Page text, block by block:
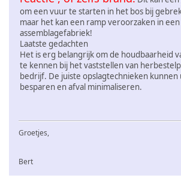
om een vuur te starten in het bos bij
maar het kan een ramp veroorzaken in
assemblagefabriek!
Laatste gedachten
Het is erg belangrijk om de houdbaarheid
te kennen bij het vaststellen van
bedrijf. De juiste opslagtechnieken kunnen
besparen en afval minimaliseren.
Groetjes,
Bert